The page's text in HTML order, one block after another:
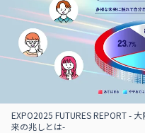
EXPO2025 FUTURES REPORT -
来の兆しとは-